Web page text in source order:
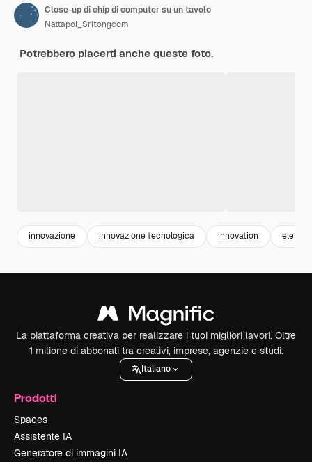
Close-up di chip di computer su un tavolo
Nattapol_Sritongcom
Potrebbero piacerti anche queste foto.
innovazione innovazione tecnologica innovation
La piattaforma creativa per realizzare i tuoi migliori lavori. Oltre
1 milione di abbonati tra creativi, imprese, agenzie e studi.
Italiano
Prodotti
Spaces
Assistente IA
Generatore di immagini IA